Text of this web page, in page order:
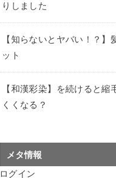
りしました
【知らないとヤバい！？】
ット
【和漢彩染】を続けると縮
くくなる？
メタ情報
ログイン